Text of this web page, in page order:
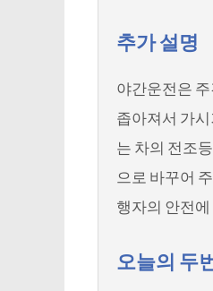
추가 설명
야간운전은
좁아져서 가
는 차의 전조
으로 바꾸어
행자의 안전
오늘의 두